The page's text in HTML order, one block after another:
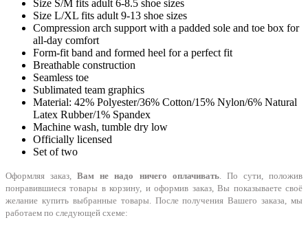
Size S/M fits adult 6-8.5 shoe sizes
Size L/XL fits adult 9-13 shoe sizes
Compression arch support with a padded sole and toe box for
all-day comfort
Form-fit band and formed heel for a perfect fit
Breathable construction
Seamless toe
Sublimated team graphics
Material: 42% Polyester/36% Cotton/15% Nylon/6% Natural
Latex Rubber/1% Spandex
Machine wash, tumble dry low
Officially licensed
Set of two
Оформляя заказ,Вам не надо ничего оплачивать. По сути, положив
понравившиеся товары в корзину, и оформив заказ, Вы показываете своё
желание купить выбранные товары. После получения Вашего заказа, мы
работаем по следующей схеме: